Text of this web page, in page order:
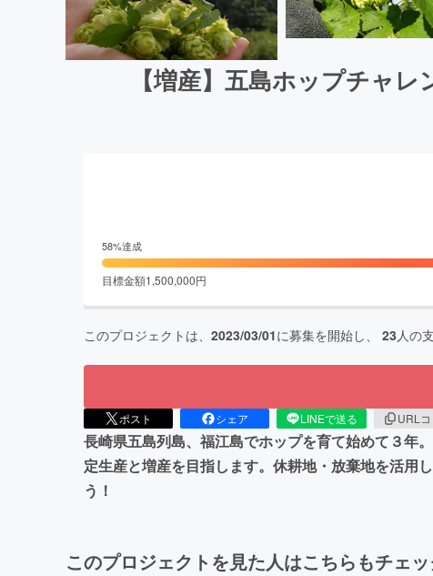
【増産】五島ホップチャ
58%達成
目標金額1,500,000円
このプロジェクトは、 2023/03/01に募集を開始し、 23人の
ポスト シェア LINEで送る URL
長崎県五島列島、福江島でホップを育て始めて３年
定生産と増産を目指します。休耕地・放棄地を活用
う！
このプロジェクトを見た人はこちらもチェ